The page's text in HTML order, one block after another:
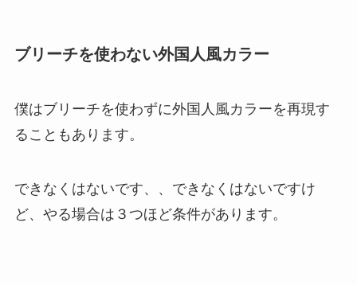
ブリーチを使わない外国人風カラー
僕はブリーチを使わずに外国人風カラーを再現す
ることもあります。
できなくはないです、、できなくはないですけ
ど、やる場合は３つほど条件があります。